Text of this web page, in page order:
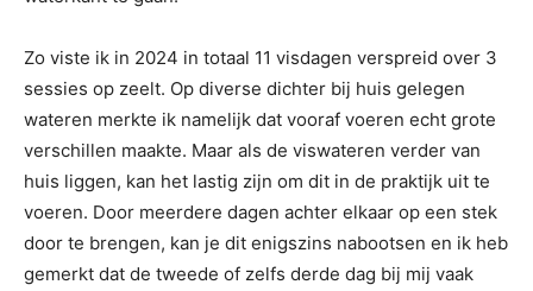
Zo viste ik in 2024 in totaal 11 visdagen verspreid over 3
sessies op zeelt. Op diverse dichter bij huis gelegen
wateren merkte ik namelijk dat vooraf voeren echt grote
verschillen maakte. Maar als de viswateren verder van
huis liggen, kan het lastig zijn om dit in de praktijk uit te
voeren. Door meerdere dagen achter elkaar op een stek
door te brengen, kan je dit enigszins nabootsen en ik heb
gemerkt dat de tweede of zelfs derde dag bij mij vaak